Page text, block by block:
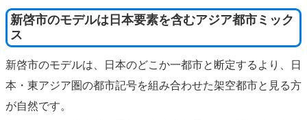
新啓市のモデルは日本要素を含むアジア都市ミック
ス
新啓市のモデルは、日本のどこか一都市と断定するより、日
本・東アジア圏の都市記号を組み合わせた架空都市と見る方
が自然です。